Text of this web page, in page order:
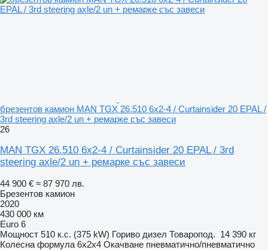
брезентов камион MAN TGX 26.510 6x2-4 / Curtainsider 20 EPAL /
3rd steering axle/2 un + ремарке със завеси
26
MAN TGX 26.510 6x2-4 / Curtainsider 20 EPAL / 3rd
steering axle/2 un + ремарке със завеси
44 900 € ≈ 87 970 лв.
Брезентов камион
2020
430 000 км
Euro 6
Мощност 510 к.с. (375 kW) Гориво дизел Товаропод. 14 390 кг
Колесна формула 6x2x4 Окачване пневматично/пневматично